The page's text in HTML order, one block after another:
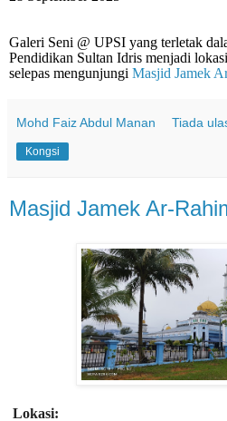
Galeri Seni @ UPSI yang terletak
Pendidikan Sultan Idris menjadi
selepas mengunjungi Masjid Jamek
Mohd Faiz Abdul Manan Tiada
Kongsi
Masjid Jamek Ar-
Lokasi: